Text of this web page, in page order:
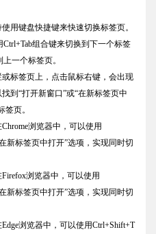
用键盘快捷键来快速切换标签页。
组合键来切换到下一个标签
一个标签页。
标签页上，点击鼠标右键，会出现
到“打开新窗口”或“在新标签页中
页。
浏览器中，可以使用
新标签页中打开”选项，实现同时切
浏览器中，可以使用
新标签页中打开”选项，实现同时切
浏览器中，可以使用Ctrl+Shift+T